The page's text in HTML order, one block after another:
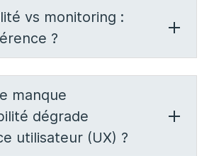
vs monitoring :
?
manque
dégrade
utilisateur (UX) ?